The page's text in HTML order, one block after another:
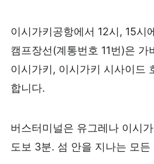
이시가키공항에서 12시, 15시
캠프장선(계통번호 11번)은 가
이시가키, 이시가키 시사이드
합니다.
버스터미널은 유그레나 이시
도보 3분. 섬 안을 지나는 모